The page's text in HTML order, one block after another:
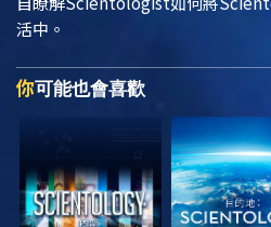
活中。
你可能也會喜歡